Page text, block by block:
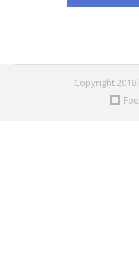
Copyright